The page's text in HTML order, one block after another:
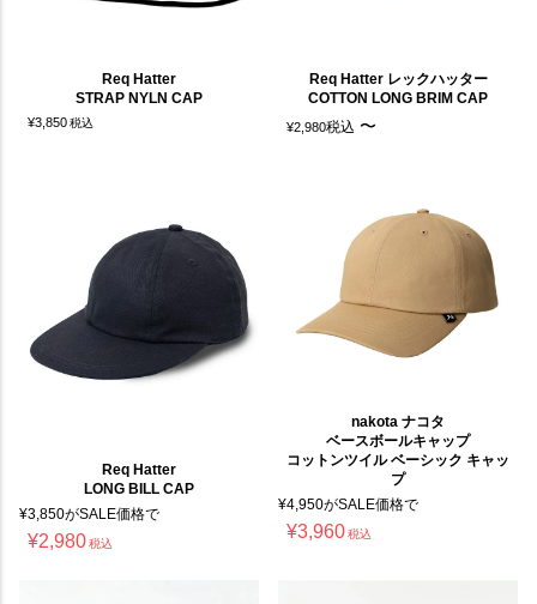
Req Hatter
STRAP NYLN CAP
¥3,850税込
Req Hatter レックハッター
COTTON LONG BRIM CAP
¥2,980税込 〜
Req Hatter
LONG BILL CAP
¥3,850がSALE価格で
¥2,980税込
nakota ナコタ
ベースボールキャップ
コットンツイル ベーシック キャッ
プ
¥4,950がSALE価格で
¥3,960税込